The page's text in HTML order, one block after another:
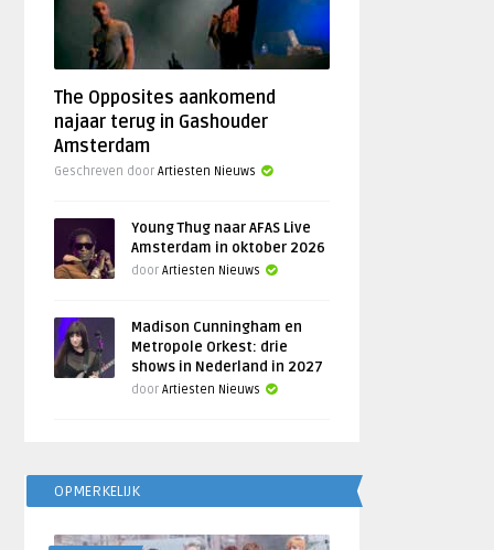
The Opposites aankomend
najaar terug in Gashouder
Amsterdam
Geschreven doorArtiesten Nieuws
Young Thug naar AFAS Live
Amsterdam in oktober 2026
doorArtiesten Nieuws
Madison Cunningham en
Metropole Orkest: drie
shows in Nederland in 2027
doorArtiesten Nieuws
OPMERKELIJK